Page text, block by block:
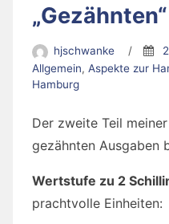
hjschwanke /
Allgemein, Aspekte zur
Hamburg
Der zweite Teil
gezähnten Ausgaben
Wertstufe zu 2
prachtvolle Einheiten: